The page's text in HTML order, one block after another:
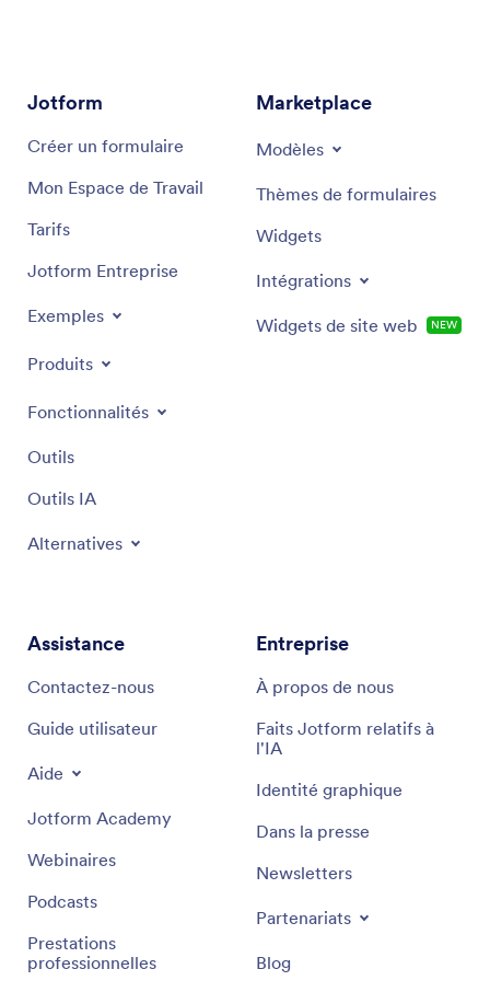
Jotform
Créer un formulaire
Mon Espace de Travail
Tarifs
Jotform Entreprise
Exemples
Produits
Fonctionnalités
Outils
Outils IA
Alternatives
Marketplace
Modèles
Thèmes de formulaires
Widgets
Intégrations
Widgets de site web NEW
Assistance
Contactez-nous
Guide utilisateur
Aide
Jotform Academy
Webinaires
Podcasts
Prestations
professionnelles
Entreprise
À propos de nous
Faits Jotform relatifs à
l'IA
Identité graphique
Dans la presse
Newsletters
Partenariats
Blog